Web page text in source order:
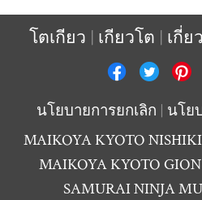
โตเกียว เกียวโต เกี่ย
นโยบายการยกเลิก นโย
MAIKOYA KYOTO
MAIKOYA KYOTO
SAMURAI NINJA